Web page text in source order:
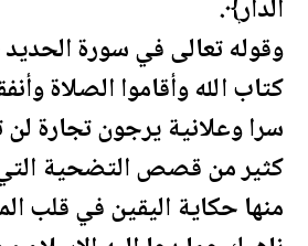
الدار﴾.
وقوله تعالى في سورة
كتاب الله وأقاموا الصلاة
سرا وعلانية يرجون تجارة لن
كثير من قصص التضحية
منها حكاية اليقين في قلب